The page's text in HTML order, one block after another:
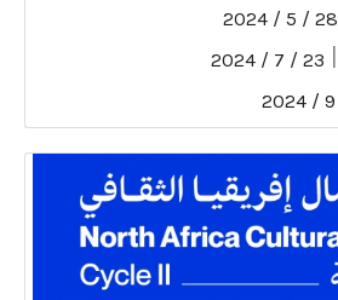
28 / 5 / 2024
23 / 7 / 2024